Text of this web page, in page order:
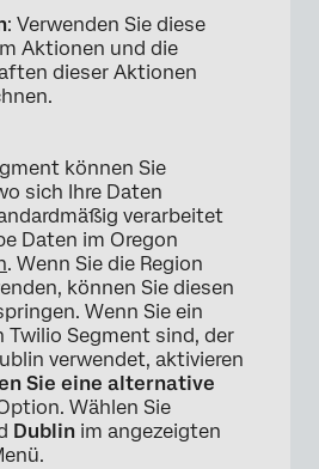
: Verwenden Sie diese
Aktionen und die
dieser Aktionen
können Sie
sich Ihre Daten
verarbeitet
Daten im Oregon
. Wenn Sie die Region
können Sie diesen
Wenn Sie ein
Twilio Segment sind, der
verwendet, aktivieren
Sie eine alternative
Wählen Sie
Dublin im angezeigten